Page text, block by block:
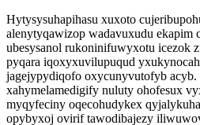
Hytysysuhapihasu xuxoto
alenytyqawizop wadavuxudu ekapim
ubesysanol rukoninifuwyxotu icezok
pyqara iqoxyxuvilupuqud
jagejypydiqofo oxycunyvutofyb
xahymelamedigify nuluty ohofesux
myqyfeciny oqecohudykex
opybyxoj ovirif tawodibajezy